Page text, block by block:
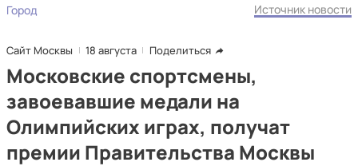
Город Источник новости
Сайт Москвы 18 августа Поделиться
Московские спортсмены,
завоевавшие медали на
Олимпийских играх, получат
премии Правительства Москвы